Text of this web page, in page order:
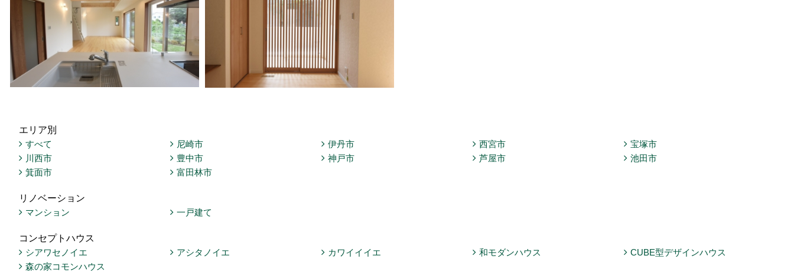
エリア別
すべて
尼崎市 伊丹市 西宮市
宝塚市
川西市
豊中市 神戸市 芦屋市
池田市
箕面市
富田林市
リノベーション
マンション
一戸建て
コンセプトハウス
シアワセノイエ
アシタノイエ カワイイイエ 和モダンハウス
CUBE型デザインハウス
森の家コモンハウス